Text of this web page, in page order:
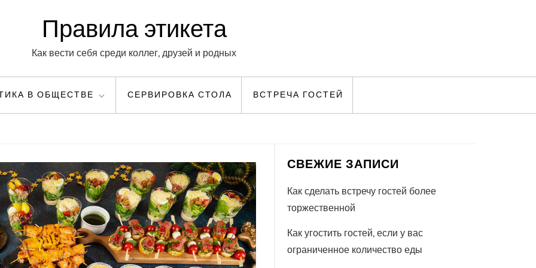
Правила этикета
Как вести себя среди коллег, друзей и родных
В ОБЩЕСТВЕ СЕРВИРОВКА СТОЛА ВСТРЕЧА ГОСТЕЙ
СВЕЖИЕ ЗАПИСИ
Как сделать встречу гостей более
торжественной
Как угостить гостей, если у вас
ограниченное количество еды